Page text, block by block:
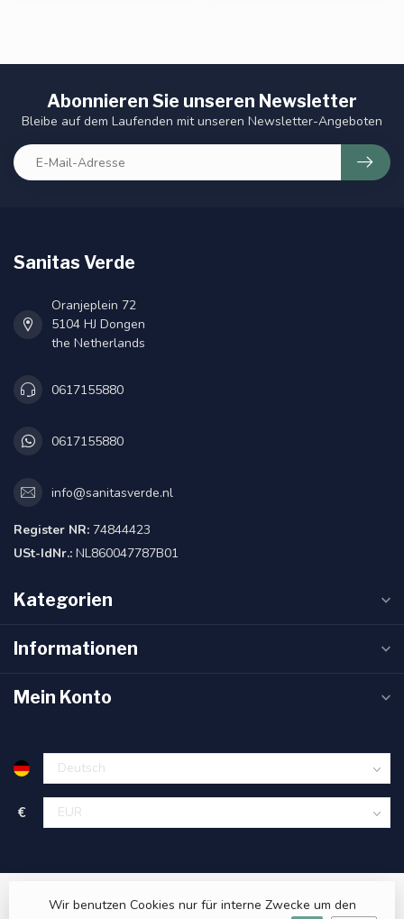
Abonnieren Sie unseren Newsletter
Bleibe auf dem Laufenden mit unseren Newsletter-Angeboten
Sanitas Verde
Oranjeplein 72
5104 HJ Dongen
the Netherlands
0617155880
0617155880
info@sanitasverde.nl
Register NR: 74844423
USt-IdNr.: NL860047787B01
Kategorien
Informationen
Mein Konto
€
Wir benutzen Cookies nur für interne Zwecke um den